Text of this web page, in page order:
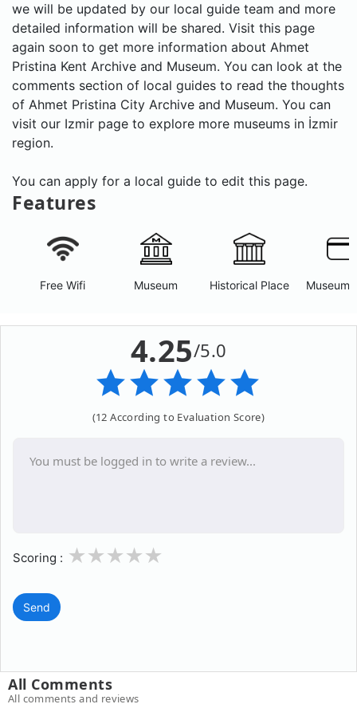
we will be updated by our local guide team and more
detailed information will be shared. Visit this page
again soon to get more information about Ahmet
Pristina Kent Archive and Museum. You can look at the
comments section of local guides to read the thoughts
of Ahmet Pristina City Archive and Museum. You can
visit our Izmir page to explore more museums in İzmir
region.
You can apply for a local guide to edit this page.
Features
Free Wifi Museum Historical Place Museum
4.25/5.0
(12 According to Evaluation Score)
Scoring : 3
2
1
Send
All Comments
All comments and reviews